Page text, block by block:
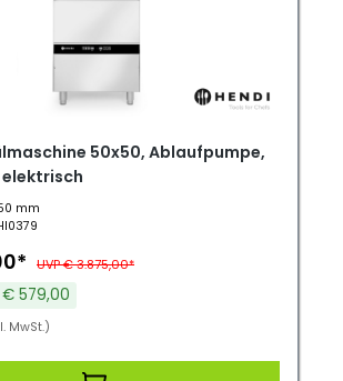
50x50, Ablaufpumpe,
mm
UVP € 3.875,00*
579,00
MwSt.)